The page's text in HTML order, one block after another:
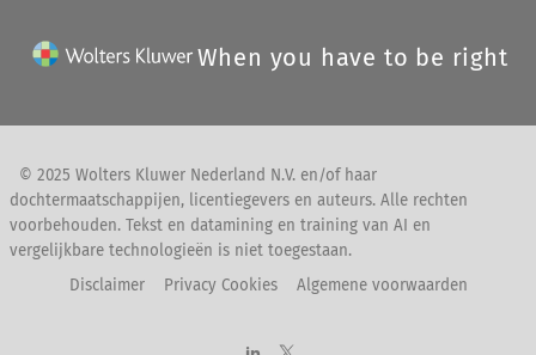
When you have to be right
© 2025 Wolters Kluwer Nederland N.V. en/of haar
dochtermaatschappijen, licentiegevers en auteurs. Alle rechten
voorbehouden. Tekst en datamining en training van AI en
vergelijkbare technologieën is niet toegestaan.
Disclaimer
Privacy Cookies Algemene voorwaarden